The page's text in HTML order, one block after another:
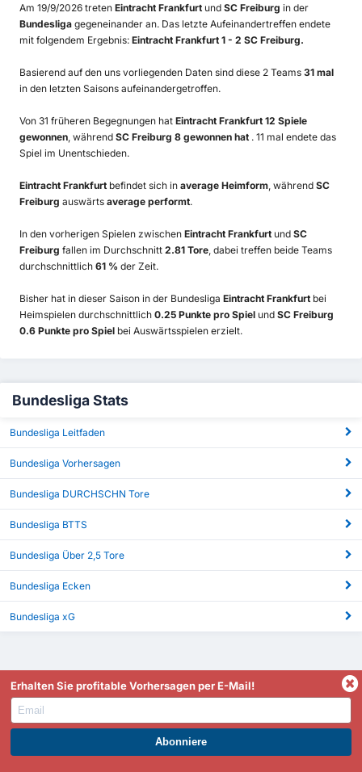
Am 19/9/2026 treten Eintracht Frankfurt und SC Freiburg in der
Bundesliga gegeneinander an. Das letzte Aufeinandertreffen endete
mit folgendem Ergebnis: Eintracht Frankfurt 1 - 2 SC Freiburg.
Basierend auf den uns vorliegenden Daten sind diese 2 Teams 31 mal
in den letzten Saisons aufeinandergetroffen.
Von 31 früheren Begegnungen hat Eintracht Frankfurt 12 Spiele
gewonnen , während SC Freiburg 8 gewonnen hat . 11 mal endete das
Spiel im Unentschieden.
Eintracht Frankfurt befindet sich in average Heimform , während SC
Freiburg auswärts average performt.
In den vorherigen Spielen zwischen Eintracht Frankfurt und SC
Freiburg fallen im Durchschnitt 2.81 Tore , dabei treffen beide Teams
durchschnittlich 61 % der Zeit.
Bisher hat in dieser Saison in der Bundesliga Eintracht Frankfurt bei
Heimspielen durchschnittlich 0.25 Punkte pro Spiel und SC Freiburg
0.6 Punkte pro Spiel bei Auswärtsspielen erzielt.
Bundesliga Stats
Bundesliga Leitfaden
Bundesliga Vorhersagen
Bundesliga DURCHSCHN Tore
Bundesliga BTTS
Bundesliga Über 2,5 Tore
Bundesliga Ecken
Bundesliga xG
WERDEN SIE PREMIUM UND PROFITIEREN SIE JETZT.
Erhalten Sie profitable Vorhersagen per E-Mail!